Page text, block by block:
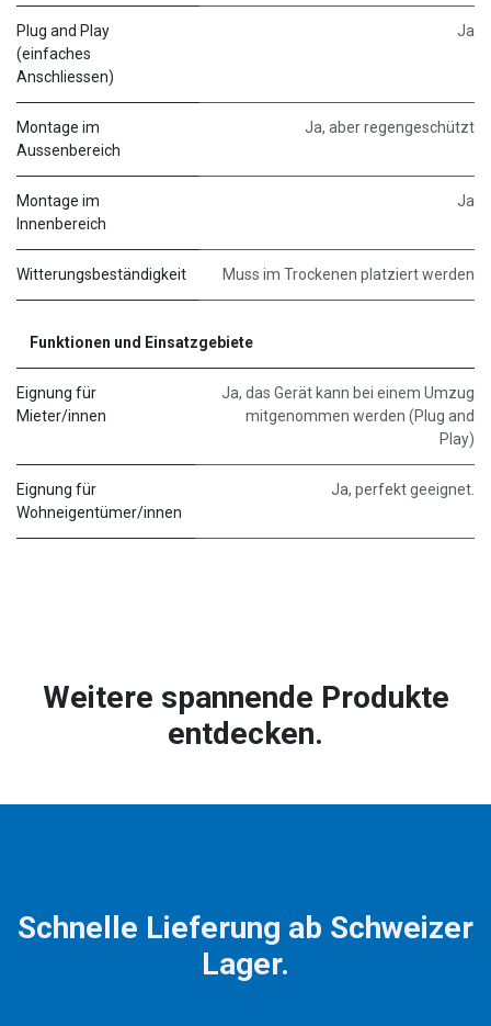
Plug and Play
(einfaches
Anschliessen)
Ja
Montage im
Aussenbereich
Ja, aber regengeschützt
Montage im
Innenbereich
Ja
Witterungsbeständigkeit Muss im Trockenen platziert werden
Funktionen und Einsatzgebiete
Eignung für
Mieter/innen
Ja, das Gerät kann bei einem Umzug
mitgenommen werden (Plug and
Play)
Eignung für
Wohneigentümer/innen
Ja, perfekt geeignet.
Weitere spannende Produkte
entdecken.
Schnelle Lieferung ab Schweizer
Lager.